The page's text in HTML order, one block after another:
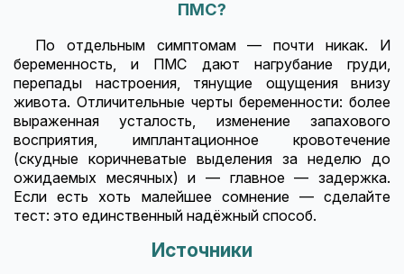
ПМС?
По отдельным симптомам — почти никак. И
беременность, и ПМС дают нагрубание груди,
перепады настроения, тянущие ощущения внизу
живота. Отличительные черты беременности: более
выраженная усталость, изменение запахового
восприятия, имплантационное кровотечение
(скудные коричневатые выделения за неделю до
ожидаемых месячных) и — главное — задержка.
Если есть хоть малейшее сомнение — сделайте
тест: это единственный надёжный способ.
Источники